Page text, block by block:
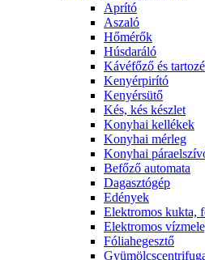
Aprító
Aszaló
Hőmérők
Húsdaráló
Kávéfőző és
Kenyérpirító
Kenyérsütő
Kés, kés készlet
Konyhai kellékek
Konyhai mérleg
Konyhai
Befőző automata
Dagasztógép
Edények
Elektromos kukta,
Elektromos
Fóliahegesztő